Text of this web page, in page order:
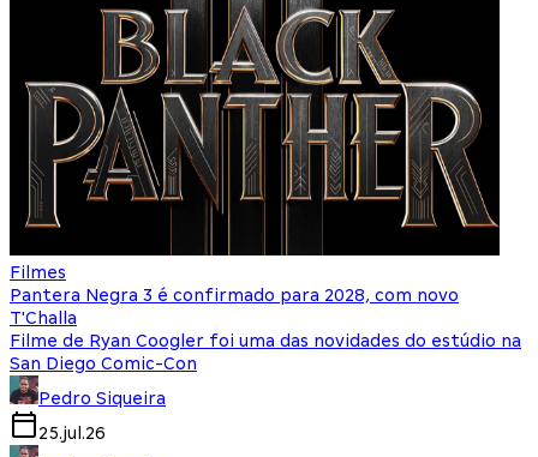
Filmes
Pantera Negra 3 é confirmado para 2028, com novo
T'Challa
Filme de Ryan Coogler foi uma das novidades do estúdio na
San Diego Comic-Con
Pedro Siqueira
25.jul.26